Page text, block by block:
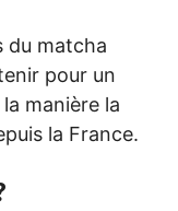
du matcha
pour un
manière la
la France.